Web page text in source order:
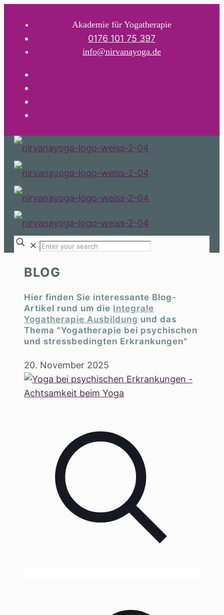
Akademie für Yogatherapie
0176 101 75 397
info@nirvanayoga.de
✕
BLOG
Hier finden Sie interessante Blog-
Artikel rund um die Integrale
Yogatherapie Ausbildung und das
Thema "Yogatherapie bei psychischen
und stressbedingten Erkrankungen"
20. November 2025